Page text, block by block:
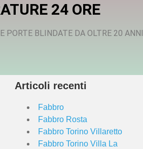
24 ORE
PORTE BLINDATE DA OLTRE 20 ANNI
Articoli recenti
Fabbro
Fabbro Rosta
Fabbro Torino Villaretto
Fabbro Torino Villa La